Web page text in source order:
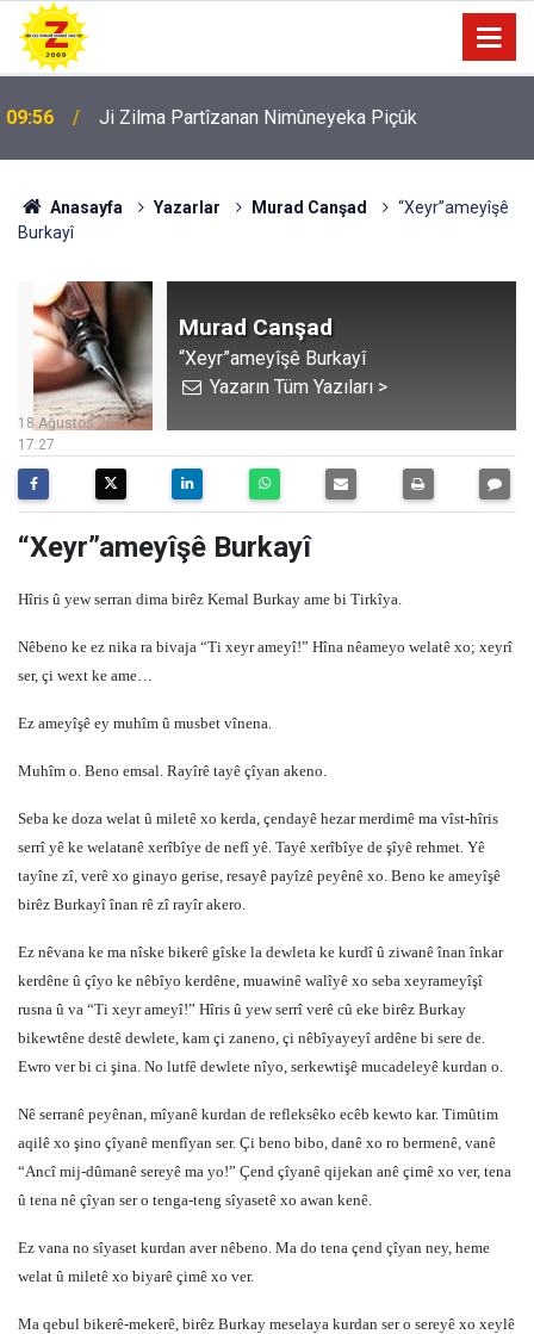
09:56 Ji Zilma Partîzanan Nimûneyeka Piçûk
Anasayfa Yazarlar Murad Canşad
“Xeyr”ameyîşê
Burkayî
Murad Canşad
“Xeyr”ameyîşê Burkayî
Yazarın Tüm Yazıları >
17:27
18 Ağustos 2011
“Xeyr”ameyîşê Burkayî
Hîris û yew serran dima birêz Kemal Burkay ame bi Tirkîya.
Nêbeno ke ez nika ra bivaja “Ti xeyr ameyî!” Hîna nêameyo welatê xo; xeyrî
ser, çi wext ke ame…
Ez ameyîşê ey muhîm û musbet vînena.
Muhîm o. Beno emsal. Rayîrê tayê çîyan akeno.
Seba ke doza welat û miletê xo kerda, çendayê hezar merdimê ma vîst-hîris
serrî yê ke welatanê xerîbîye de nefî yê. Tayê xerîbîye de şîyê rehmet. Yê
tayîne zî, verê xo ginayo gerise, resayê payîzê peyênê xo. Beno ke ameyîşê
birêz Burkayî înan rê zî rayîr akero.
Ez nêvana ke ma nîske bikerê gîske la dewleta ke kurdî û ziwanê înan înkar
kerdêne û çîyo ke nêbîyo kerdêne, muawinê walîyê xo seba xeyrameyîşî
rusna û va “Ti xeyr ameyî!” Hîris û yew serrî verê cû eke birêz Burkay
bikewtêne destê dewlete, kam çi zaneno, çi nêbîyayeyî ardêne bi sere de.
Ewro ver bi ci şina. No lutfê dewlete nîyo, serkewtişê mucadeleyê kurdan o.
Nê serranê peyênan, mîyanê kurdan de refleksêko ecêb kewto kar. Timûtim
aqilê xo şino çîyanê menfîyan ser. Çi beno bibo, danê xo ro bermenê, vanê
“Ancî mij-dûmanê sereyê ma yo!” Çend çîyanê qijekan anê çimê xo ver, tena
û tena nê çîyan ser o tenga-teng sîyasetê xo awan kenê.
Ez vana no sîyaset kurdan aver nêbeno. Ma do tena çend çîyan ney, heme
welat û miletê xo biyarê çimê xo ver.
Ma qebul bikerê-mekerê, birêz Burkay meselaya kurdan ser o sereyê xo xeylê